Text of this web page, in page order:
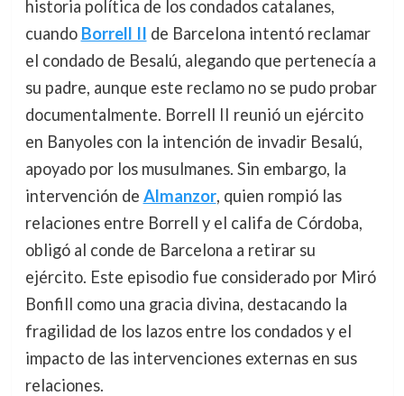
historia política de los condados catalanes,
cuando Borrell II de Barcelona intentó reclamar
el condado de Besalú, alegando que pertenecía a
su padre, aunque este reclamo no se pudo probar
documentalmente. Borrell II reunió un ejército
en Banyoles con la intención de invadir Besalú,
apoyado por los musulmanes. Sin embargo, la
intervención de Almanzor, quien rompió las
relaciones entre Borrell y el califa de Córdoba,
obligó al conde de Barcelona a retirar su
ejército. Este episodio fue considerado por Miró
Bonfill como una gracia divina, destacando la
fragilidad de los lazos entre los condados y el
impacto de las intervenciones externas en sus
relaciones.